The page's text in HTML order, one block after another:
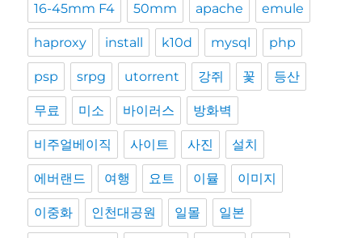
16-45mm F4 50mm apache emule
haproxy install k10d mysql php
psp srpg utorrent 강쥐 꽃 등산
무료 미소 바이러스 방화벽
비주얼베이직 사이트 사진 설치
에버랜드 여행 요트 이뮬 이미지
이중화 인천대공원 일몰 일본